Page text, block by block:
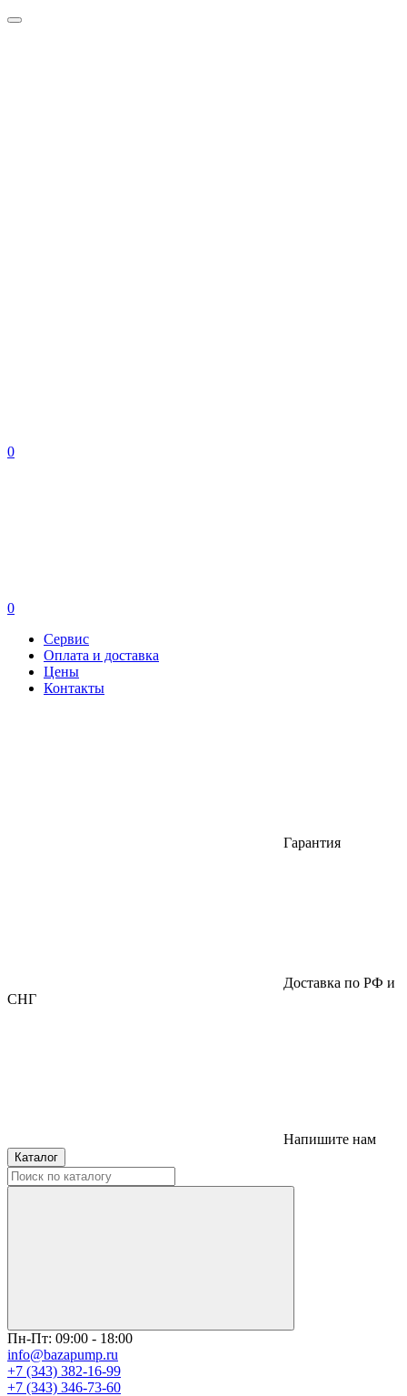
0
0
Сервис
Оплата и доставка
Цены
Контакты
Гарантия
Доставка по РФ и
СНГ
Напишите нам
Каталог
Пн-Пт: 09:00 - 18:00
info@bazapump.ru
+7 (343) 382-16-99
+7 (343) 346-73-‬60